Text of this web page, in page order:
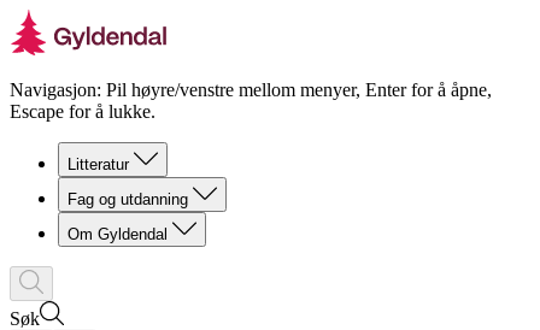
Navigasjon: Pil høyre/venstre mellom menyer, Enter for å åpne,
Escape for å lukke.
Litteratur
Fag og utdanning
Om Gyldendal
Søk